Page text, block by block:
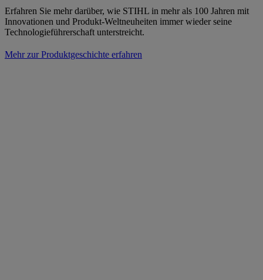
Erfahren Sie mehr darüber, wie STIHL in mehr als 100 Jahren mit
Innovationen und Produkt-Weltneuheiten immer wieder seine
Technologieführerschaft unterstreicht.
Mehr zur Produktgeschichte erfahren